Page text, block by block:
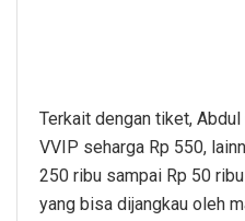
Terkait dengan tiket, Abdul
VVIP seharga Rp 550,
250 ribu sampai Rp 50
yang bisa dijangkau oleh